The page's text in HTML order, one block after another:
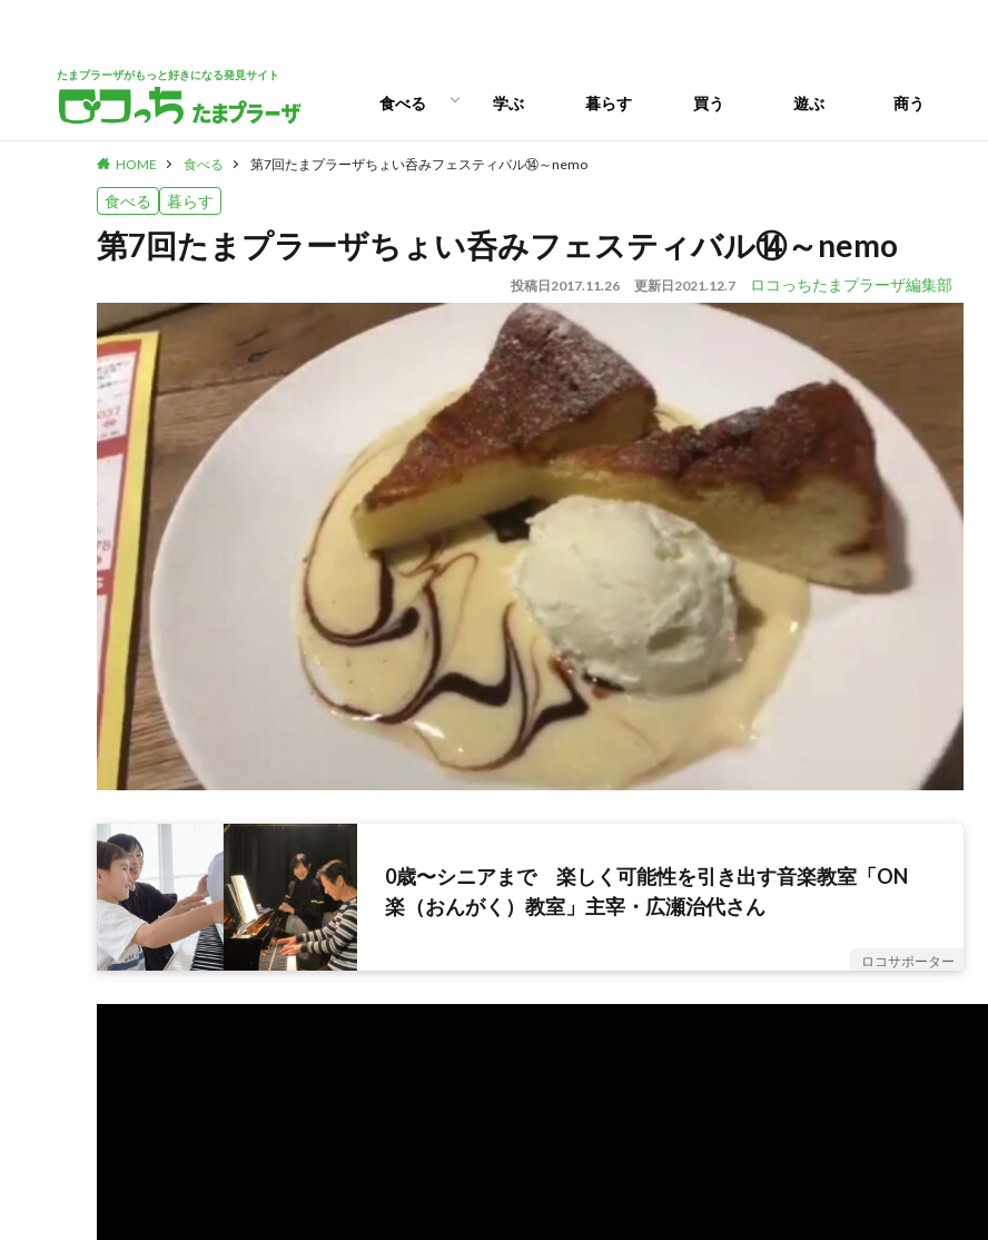
たまプラーザがもっと好きになる発見サイト
食べる
パン
スイーツ
ランチ
カフェ
学ぶ 暮らす 買う 遊ぶ 商う
HOME 食べる 第7回たまプラーザちょい呑みフェスティバル⑭～nemo
食べる 暮らす
第7回たまプラーザちょい呑みフェスティバル⑭～nemo
投稿日2017.11.26 更新日2021.12.7 ロコっちたまプラーザ編集部
0歳〜シニアまで 楽しく可能性を引き出す音楽教室「ON
楽（おんがく）教室」主宰・広瀬治代さん
ロコサポーター